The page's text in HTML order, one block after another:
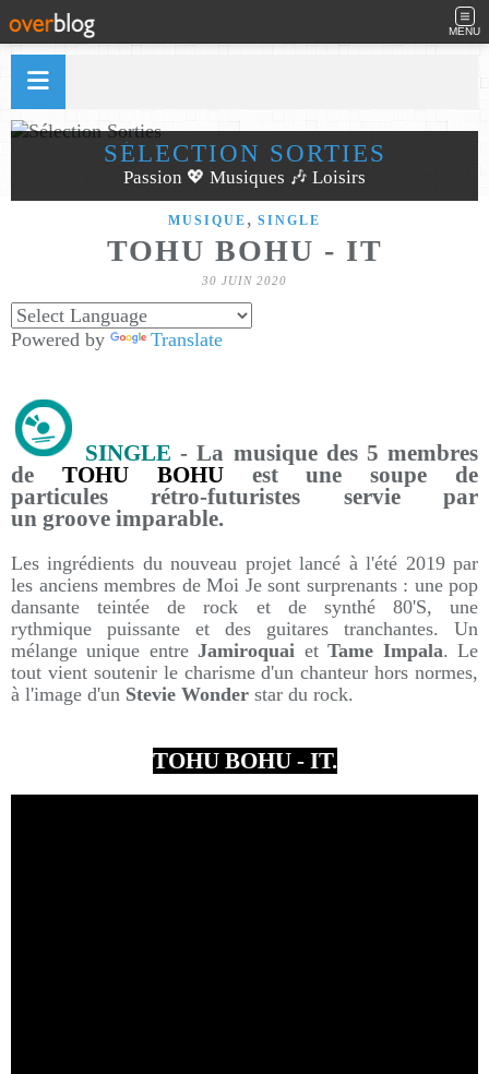
MENU
SÉLECTION SORTIES
Passion 💖 Musiques 🎶 Loisirs
MUSIQUE , SINGLE
TOHU BOHU - IT
30 JUIN 2020
Powered by Translate
SINGLE- La musique des 5 membres
de TOHU BOHUest une soupe de
particules rétro-futuristes servie par
un groove imparable.
Les ingrédients du nouveau projet lancé à l'été 2019 par
les anciens membres de Moi Je sont surprenants : une pop
dansante teintée de rock et de synthé 80'S, une
rythmique puissante et des guitares tranchantes. Un
mélange unique entreJamiroquai etTame Impala. Le
tout vient soutenir le charisme d'un chanteur hors normes,
à l'image d'un Stevie Wonder star du rock.
TOHU BOHU - IT.